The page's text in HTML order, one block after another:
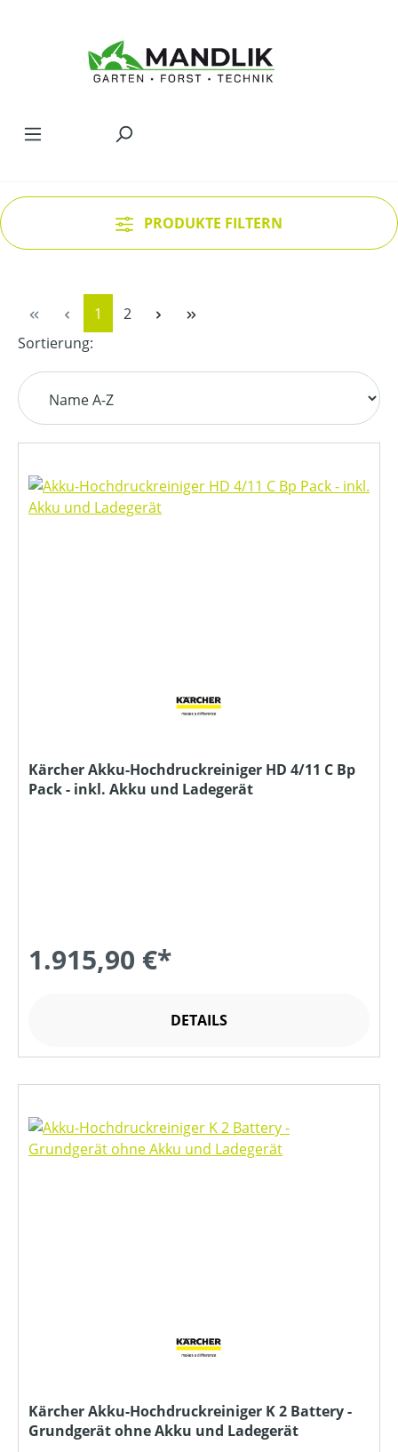
PRODUKTE FILTERN
Seite
1 Seite
2
Sortierung:
Kärcher Akku-Hochdruckreiniger HD 4/11 C Bp
Pack - inkl. Akku und Ladegerät
1.915,90 €*
DETAILS
Kärcher Akku-Hochdruckreiniger K 2 Battery -
Grundgerät ohne Akku und Ladegerät